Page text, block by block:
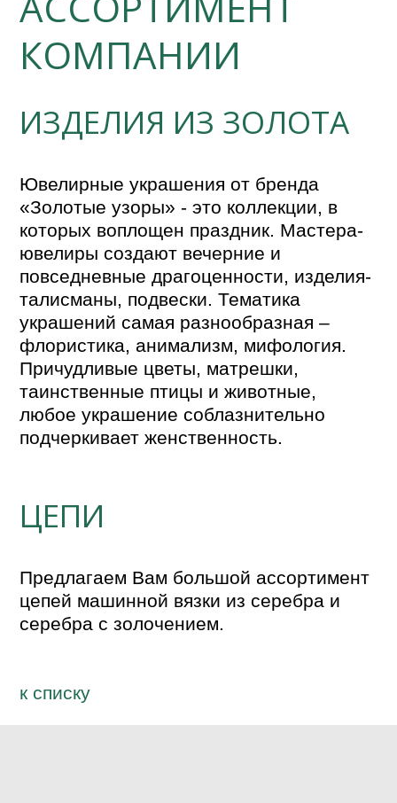
КОМПАНИИ
ИЗДЕЛИЯ ИЗ ЗОЛОТА
Ювелирные украшения от бренда
«Золотые узоры» - это коллекции, в
которых воплощен праздник. Мастера-
ювелиры создают вечерние и
повседневные драгоценности, изделия-
талисманы, подвески. Тематика
украшений самая разнообразная –
флористика, анимализм, мифология.
Причудливые цветы, матрешки,
таинственные птицы и животные,
любое украшение соблазнительно
подчеркивает женственность.
ЦЕПИ
Предлагаем Вам большой ассортимент
цепей машинной вязки из серебра и
серебра с золочением.
к спиcку